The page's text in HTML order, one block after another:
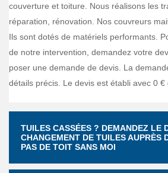
couverture et toiture. Nous réalisons les
réparation, rénovation. Nos couvreurs
Ils sont dotés de matériels performants.
de notre intervention, demandez votre
poser une demande de devis. La
détails précis. Le devis est établi avec 0 €
TUILES CASSÉES ? DEMANDEZ LE
CHANGEMENT DE TUILES AUPRÈS
PAS DE TOIT SANS MOI